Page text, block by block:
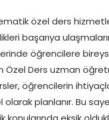
özel ders
başarıya
öğrencilere
Özel Ders uzman
öğrencilerin
planlanır. Bu